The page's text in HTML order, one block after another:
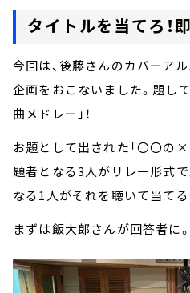
タイトルを当てろ！
今回は、後藤さんのカバーア
企画をおこないました。題し
曲メドレー」！
お題として出された「〇〇の
題者となる3人がリレー形式
なる1人がそれを聴いて当てる
まずは飯大郎さんが回答者に。